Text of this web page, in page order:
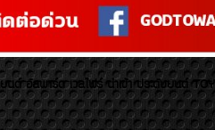
อัลพาร์ด เวลไฟร์ นำเข้า ประดับยนต์